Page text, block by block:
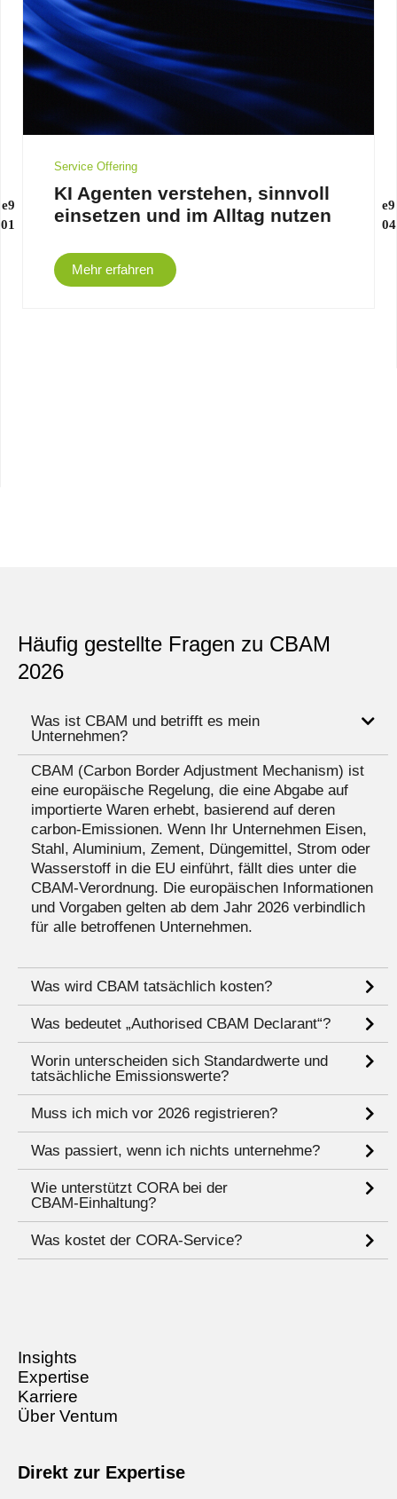
Service Offering
KI Agenten verstehen, sinnvoll
einsetzen und im Alltag nutzen
Mehr erfahren
Häufig gestellte Fragen zu CBAM
2026
Was ist CBAM und betrifft es mein
Unternehmen?
CBAM (Carbon Border Adjustment Mechanism) ist
eine europäische Regelung, die eine Abgabe auf
importierte Waren erhebt, basierend auf deren
carbon‑Emissionen. Wenn Ihr Unternehmen Eisen,
Stahl, Aluminium, Zement, Düngemittel, Strom oder
Wasserstoff in die EU einführt, fällt dies unter die
CBAM‑Verordnung. Die europäischen Informationen
und Vorgaben gelten ab dem Jahr 2026 verbindlich
für alle betroffenen Unternehmen.
Was wird CBAM tatsächlich kosten?
Was bedeutet „Authorised CBAM Declarant“?
Worin unterscheiden sich Standardwerte und
tatsächliche Emissionswerte?
Muss ich mich vor 2026 registrieren?
Was passiert, wenn ich nichts unternehme?
Wie unterstützt CORA bei der
CBAM‑Einhaltung?
Was kostet der CORA‑Service?
Insights
Expertise
Karriere
Über Ventum
Direkt zur Expertise